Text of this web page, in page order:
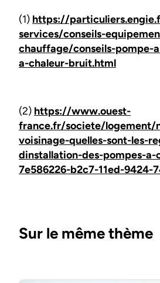
(1) https://
services/conseils-
chauffage/conseils-pompe-
a-chaleur-bruit.html
(2) https://www.ouest-
france.fr/societe/logement/
voisinage-quelles-sont-les-
dinstallation-des-pompes-a-
7e586226-b2c7-11ed-9424-
Sur le même thème